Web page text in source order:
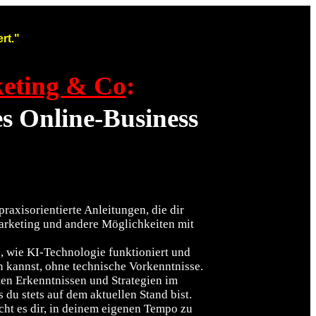
& Co:
Online-Business
Anleitungen, die dir
und andere Möglichkeiten mit
wie KI-Technologie funktioniert und
ohne technische Vorkenntnisse.
Erkenntnissen und Strategien im
stets auf dem aktuellen Stand bist.
es dir, in deinem eigenen Tempo zu